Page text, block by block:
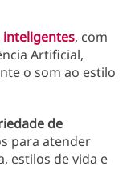
inteligentes, com
Artificial,
o som ao estilo
de
para atender
estilos de vida e